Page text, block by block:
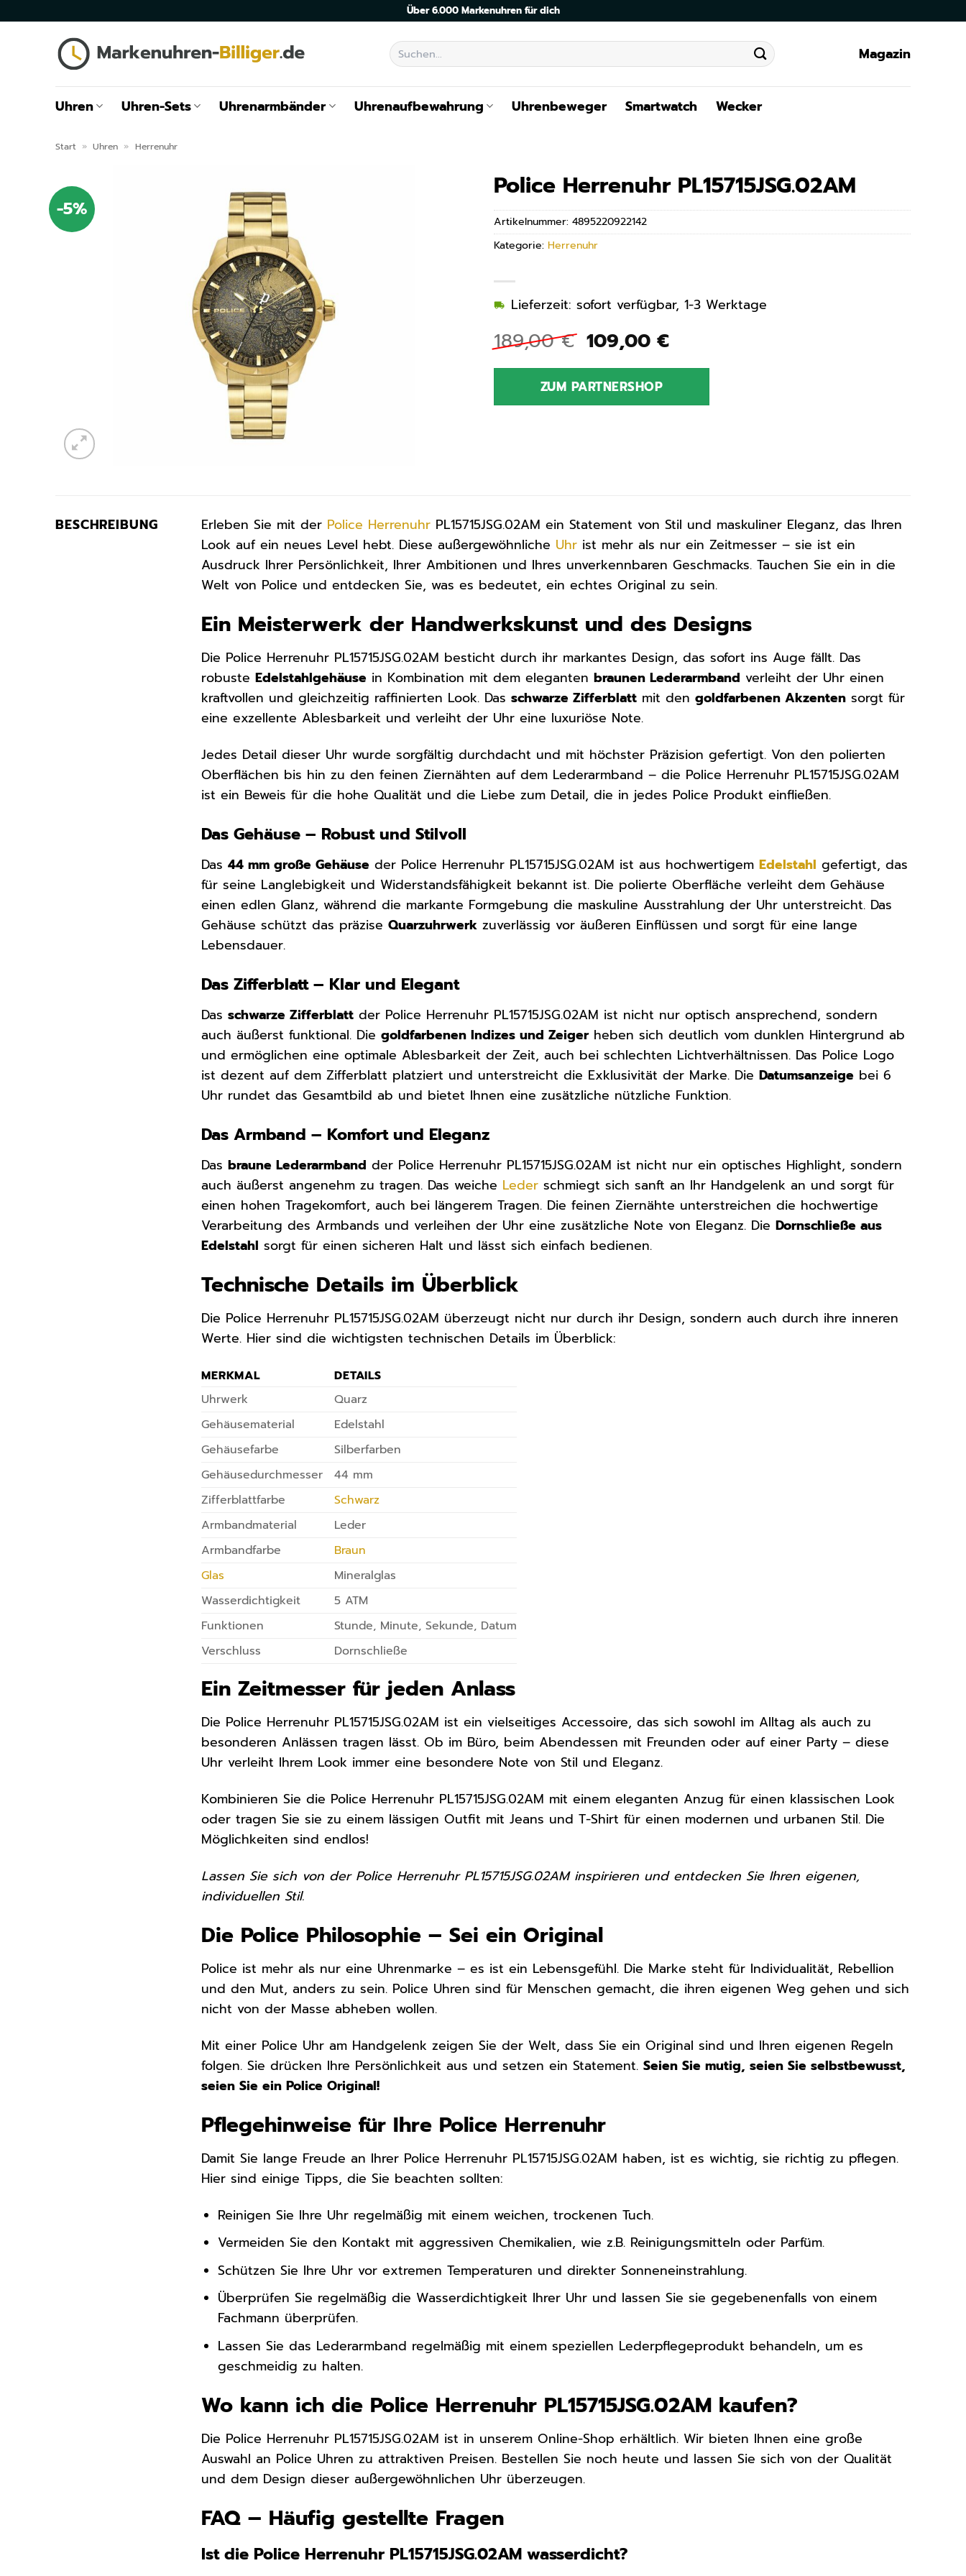
Über 6.000 Markenuhren für dich
Suchen
nach:
Magazin
Uhren Uhren-Sets Uhrenarmbänder Uhrenaufbewahrung Uhrenbeweger Smartwatch Wecker
Start » Uhren » Herrenuhr
-5%
Police Herrenuhr PL15715JSG.02AM
189,00€ Ursprünglicher
Preis
war:
189,00 €
109,00 €Aktueller
ist:
Lieferzeit: sofort verfügbar, 1-3 Werktage
ZUM PARTNERSHOP
Artikelnummer: 4895220922142
Kategorie: Herrenuhr
BESCHREIBUNG Erleben Sie mit der Police Herrenuhr PL15715JSG.02AM ein Statement von Stil und maskuliner Eleganz, das Ihren
Look auf ein neues Level hebt. Diese außergewöhnliche Uhr ist mehr als nur ein Zeitmesser – sie ist ein
Ausdruck Ihrer Persönlichkeit, Ihrer Ambitionen und Ihres unverkennbaren Geschmacks. Tauchen Sie ein in die
Welt von Police und entdecken Sie, was es bedeutet, ein echtes Original zu sein.
Ein Meisterwerk der Handwerkskunst und des Designs
Die Police Herrenuhr PL15715JSG.02AM besticht durch ihr markantes Design, das sofort ins Auge fällt. Das
robusteEdelstahlgehäuse in Kombination mit dem elegantenbraunen Lederarmband verleiht der Uhr einen
kraftvollen und gleichzeitig raffinierten Look. Dasschwarze Zifferblatt mit dengoldfarbenen Akzenten sorgt für
eine exzellente Ablesbarkeit und verleiht der Uhr eine luxuriöse Note.
Jedes Detail dieser Uhr wurde sorgfältig durchdacht und mit höchster Präzision gefertigt. Von den polierten
Oberflächen bis hin zu den feinen Ziernähten auf dem Lederarmband – die Police Herrenuhr PL15715JSG.02AM
ist ein Beweis für die hohe Qualität und die Liebe zum Detail, die in jedes Police Produkt einfließen.
Das Gehäuse – Robust und Stilvoll
Das44 mm große Gehäuse der Police Herrenuhr PL15715JSG.02AM ist aus hochwertigemEdelstahl gefertigt, das
für seine Langlebigkeit und Widerstandsfähigkeit bekannt ist. Die polierte Oberfläche verleiht dem Gehäuse
einen edlen Glanz, während die markante Formgebung die maskuline Ausstrahlung der Uhr unterstreicht. Das
Gehäuse schützt das präziseQuarzuhrwerk zuverlässig vor äußeren Einflüssen und sorgt für eine lange
Lebensdauer.
Das Zifferblatt – Klar und Elegant
Dasschwarze Zifferblatt der Police Herrenuhr PL15715JSG.02AM ist nicht nur optisch ansprechend, sondern
auch äußerst funktional. Diegoldfarbenen Indizes und Zeigerheben sich deutlich vom dunklen Hintergrund ab
und ermöglichen eine optimale Ablesbarkeit der Zeit, auch bei schlechten Lichtverhältnissen. Das Police Logo
ist dezent auf dem Zifferblatt platziert und unterstreicht die Exklusivität der Marke. DieDatumsanzeige bei 6
Uhr rundet das Gesamtbild ab und bietet Ihnen eine zusätzliche nützliche Funktion.
Das Armband – Komfort und Eleganz
Dasbraune Lederarmband der Police Herrenuhr PL15715JSG.02AM ist nicht nur ein optisches Highlight, sondern
auch äußerst angenehm zu tragen. Das weiche Leder schmiegt sich sanft an Ihr Handgelenk an und sorgt für
einen hohen Tragekomfort, auch bei längerem Tragen. Die feinen Ziernähte unterstreichen die hochwertige
Verarbeitung des Armbands und verleihen der Uhr eine zusätzliche Note von Eleganz. DieDornschließe aus
Edelstahl sorgt für einen sicheren Halt und lässt sich einfach bedienen.
Technische Details im Überblick
Die Police Herrenuhr PL15715JSG.02AM überzeugt nicht nur durch ihr Design, sondern auch durch ihre inneren
Werte. Hier sind die wichtigsten technischen Details im Überblick:
MERKMAL
DETAILS
Uhrwerk
Quarz
Gehäusematerial
Edelstahl
Gehäusefarbe
Silberfarben
Gehäusedurchmesser
44 mm
Zifferblattfarbe
Schwarz
Armbandmaterial
Leder
Armbandfarbe
Braun
Glas
Mineralglas
Wasserdichtigkeit
5 ATM
Funktionen
Stunde, Minute, Sekunde, Datum
Verschluss
Dornschließe
Ein Zeitmesser für jeden Anlass
Die Police Herrenuhr PL15715JSG.02AM ist ein vielseitiges Accessoire, das sich sowohl im Alltag als auch zu
besonderen Anlässen tragen lässt. Ob im Büro, beim Abendessen mit Freunden oder auf einer Party – diese
Uhr verleiht Ihrem Look immer eine besondere Note von Stil und Eleganz.
Kombinieren Sie die Police Herrenuhr PL15715JSG.02AM mit einem eleganten Anzug für einen klassischen Look
oder tragen Sie sie zu einem lässigen Outfit mit Jeans und T-Shirt für einen modernen und urbanen Stil. Die
Möglichkeiten sind endlos!
Lassen Sie sich von der Police Herrenuhr PL15715JSG.02AM inspirieren und entdecken Sie Ihren eigenen,
individuellen Stil.
Die Police Philosophie – Sei ein Original
Police ist mehr als nur eine Uhrenmarke – es ist ein Lebensgefühl. Die Marke steht für Individualität, Rebellion
und den Mut, anders zu sein. Police Uhren sind für Menschen gemacht, die ihren eigenen Weg gehen und sich
nicht von der Masse abheben wollen.
Mit einer Police Uhr am Handgelenk zeigen Sie der Welt, dass Sie ein Original sind und Ihren eigenen Regeln
folgen. Sie drücken Ihre Persönlichkeit aus und setzen ein Statement.Seien Sie mutig, seien Sie selbstbewusst,
seien Sie ein Police Original!
Pflegehinweise für Ihre Police Herrenuhr
Damit Sie lange Freude an Ihrer Police Herrenuhr PL15715JSG.02AM haben, ist es wichtig, sie richtig zu pflegen.
Hier sind einige Tipps, die Sie beachten sollten:
Reinigen Sie Ihre Uhr regelmäßig mit einem weichen, trockenen Tuch.
Vermeiden Sie den Kontakt mit aggressiven Chemikalien, wie z.B. Reinigungsmitteln oder Parfüm.
Schützen Sie Ihre Uhr vor extremen Temperaturen und direkter Sonneneinstrahlung.
Überprüfen Sie regelmäßig die Wasserdichtigkeit Ihrer Uhr und lassen Sie sie gegebenenfalls von einem
Fachmann überprüfen.
Lassen Sie das Lederarmband regelmäßig mit einem speziellen Lederpflegeprodukt behandeln, um es
geschmeidig zu halten.
Wo kann ich die Police Herrenuhr PL15715JSG.02AM kaufen?
Die Police Herrenuhr PL15715JSG.02AM ist in unserem Online-Shop erhältlich. Wir bieten Ihnen eine große
Auswahl an Police Uhren zu attraktiven Preisen. Bestellen Sie noch heute und lassen Sie sich von der Qualität
und dem Design dieser außergewöhnlichen Uhr überzeugen.
FAQ – Häufig gestellte Fragen
Ist die Police Herrenuhr PL15715JSG.02AM wasserdicht?